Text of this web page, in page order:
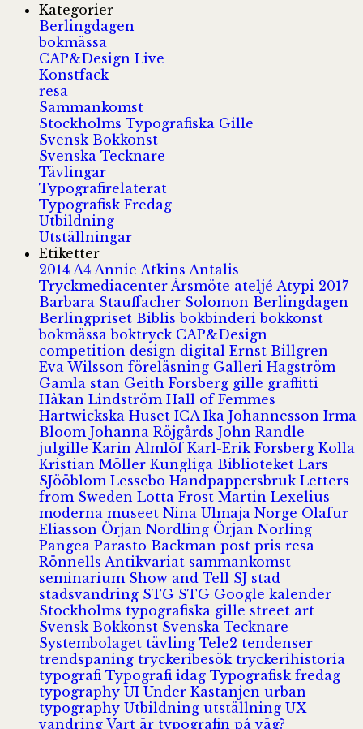
Kategorier
Berlingdagen
bokmässa
CAP&Design Live
Konstfack
resa
Sammankomst
Stockholms Typografiska Gille
Svensk Bokkonst
Svenska Tecknare
Tävlingar
Typografirelaterat
Typografisk Fredag
Utbildning
Utställningar
Etiketter
2014 A4 Annie Atkins Antalis
Tryckmediacenter Årsmöte ateljé Atypi 2017
Barbara Stauffacher Solomon Berlingdagen
Berlingpriset Biblisbokbinderibokkonst
bokmässaboktryck CAP&Design
competition design digital Ernst Billgren
Eva Wilsson föreläsning Galleri Hagström
Gamla stan Geith Forsberg gille graffitti
Håkan Lindström Hall of Femmes
Hartwickska Huset ICA Ika Johannesson Irma
Bloom Johanna Röjgårds John Randle
julgille Karin Almlöf Karl-Erik Forsberg Kolla
Kristian Möller Kungliga Biblioteket Lars
SJööblom Lessebo Handpappersbruk Letters
from Sweden Lotta Frost Martin Lexelius
moderna museet Nina Ulmaja Norge Olafur
Eliasson Örjan Nordling Örjan Norling
Pangea Parasto Backman post pris resa
Rönnells Antikvariat sammankomst
seminarium Show and Tell SJ stad
stadsvandring STG STG Google kalender
Stockholms typografiska gille street art
Svensk Bokkonst Svenska Tecknare
Systembolaget tävling Tele2 tendenser
trendspaning tryckeribesök tryckerihistoria
typografi Typografi idag Typografisk fredag
typography UI Under Kastanjen urban
typography Utbildning utställning UX
vandring Vart är typografin på väg?